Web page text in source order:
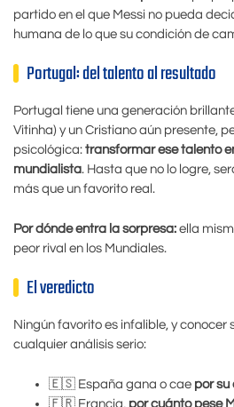
partido en el que Messi no pueda
humana de lo que su condición de
Portugal: del talento al resultado
Portugal tiene una generación
Vitinha) y un Cristiano aún presente,
psicológica: transformar ese talento
mundialista. Hasta que no lo logre,
más que un favorito real.
Por dónde entra la sorpresa: ella
peor rival en los Mundiales.
El veredicto
Ningún favorito es infalible, y conocer
cualquier análisis serio:
🇪🇸 España gana o cae por su
🇫🇷 Francia, por cuánto pese